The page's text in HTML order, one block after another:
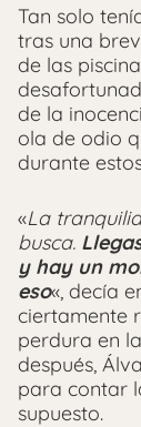
Tan solo
tras una
de las
de la
ola de odio
durante
«La
busca.
y hay un
eso«, decía
ciertamente
perdura en
después,
para contar
supuesto.